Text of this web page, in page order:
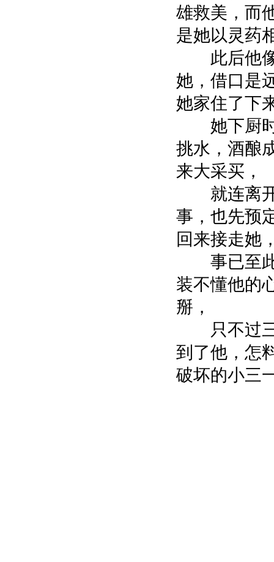
雄救美，而
是她以灵药
此后他像
她，借口是
她家住了下
她下厨时
挑水，酒酿
来大采买，
就连离开
事，也先预
回来接走她
事已至此
装不懂他的
掰，
只不过三
到了他，怎
破坏的小三